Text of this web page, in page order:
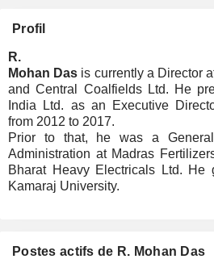
Profil
R.
Mohan Das is currently a Director
and Central Coalfields Ltd. He
India Ltd. as an Executive
from 2012 to 2017.
Prior to that, he was a General
Administration at Madras
Bharat Heavy Electricals Ltd. He
Kamaraj University.
Postes actifs de R. Mohan Das